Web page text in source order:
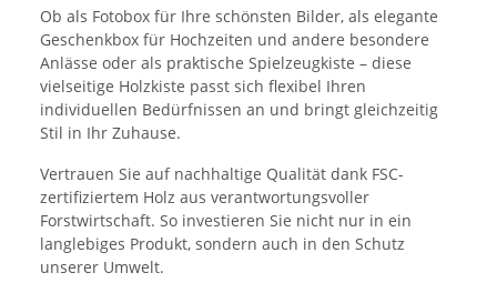
Ob als Fotobox für Ihre schönsten Bilder, als elegante
Geschenkbox für Hochzeiten und andere besondere
Anlässe oder als praktische Spielzeugkiste – diese
vielseitige Holzkiste passt sich flexibel Ihren
individuellen Bedürfnissen an und bringt gleichzeitig
Stil in Ihr Zuhause.
Vertrauen Sie auf nachhaltige Qualität dank FSC-
zertifiziertem Holz aus verantwortungsvoller
Forstwirtschaft. So investieren Sie nicht nur in ein
langlebiges Produkt, sondern auch in den Schutz
unserer Umwelt.